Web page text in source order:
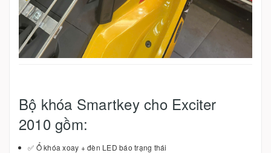
Bộ khóa Smartkey cho Exciter
2010 gồm:
✅ Ổ khóa xoay + đèn LED báo trạng thái